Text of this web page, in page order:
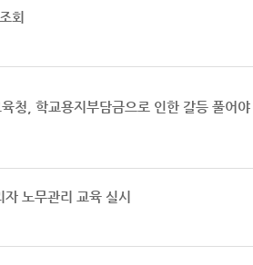
회
청, 학교용지부담금으로 인한 갈등 풀어야
노무관리 교육 실시